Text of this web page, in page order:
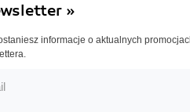
»
informacje o aktualnych